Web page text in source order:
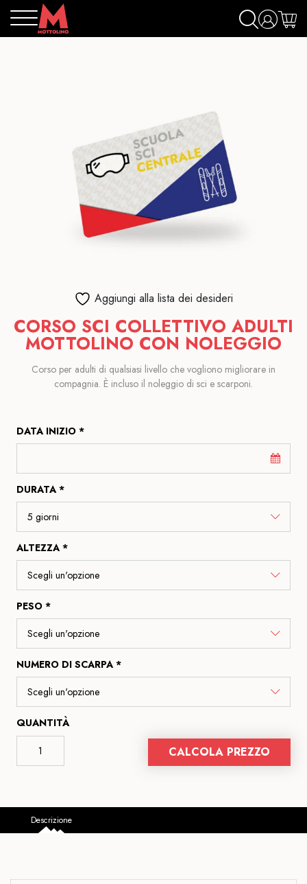
Aggiungi alla lista dei desideri
CORSO SCI COLLETTIVO ADULTI
MOTTOLINO CON NOLEGGIO
Corso per adulti di qualsiasi livello che vogliono migliorare in
compagnia. È incluso il noleggio di sci e scarponi.
DATA INIZIO *
DURATA *
ALTEZZA *
PESO *
NUMERO DI SCARPA *
QUANTITÀ
CALCOLA PREZZO
Descrizione